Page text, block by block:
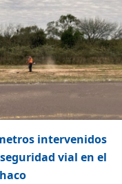
intervenidos
vial en el